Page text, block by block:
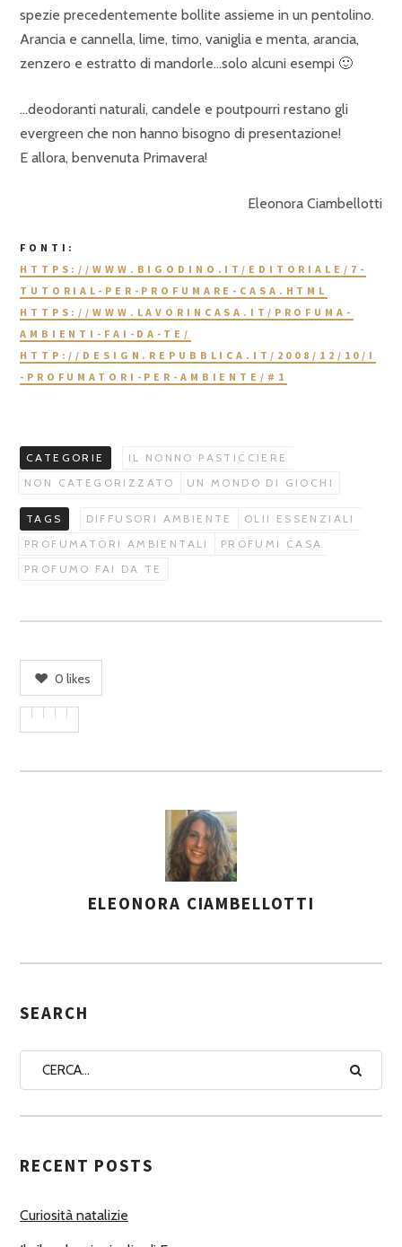
spezie precedentemente bollite assieme in un pentolino.
Arancia e cannella, lime, timo, vaniglia e menta, arancia,
zenzero e estratto di mandorle…solo alcuni esempi 🙂
…deodoranti naturali, candele e poutpourri restano gli
evergreen che non hanno bisogno di presentazione!
E allora, benvenuta Primavera!
Eleonora Ciambellotti
FONTI:
HTTPS://WWW.BIGODINO.IT/EDITORIALE/7-
TUTORIAL-PER-PROFUMARE-CASA.HTML
HTTPS://WWW.LAVORINCASA.IT/PROFUMA-
AMBIENTI-FAI-DA-TE/
HTTP://DESIGN.REPUBBLICA.IT/2008/12/10/I
-PROFUMATORI-PER-AMBIENTE/#1
CATEGORIE
IL NONNO PASTICCIERE
NON CATEGORIZZATO
UN MONDO DI GIOCHI
TAGS DIFFUSORI AMBIENTE
OLII ESSENZIALI
PROFUMATORI AMBIENTALI
PROFUMI CASA
PROFUMO FAI DA TE
0 likes
S
G
A
U
O
I
ELEONORA CIAMBELLOTTI
SEARCH
RECENT POSTS
Curiosità natalizie